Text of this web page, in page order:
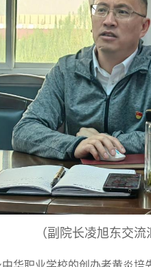
（副院长凌旭东交流